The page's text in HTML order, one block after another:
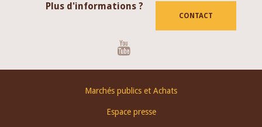
Plus d'informations ?
CONTACT
Marchés publics et Achats
Espace presse